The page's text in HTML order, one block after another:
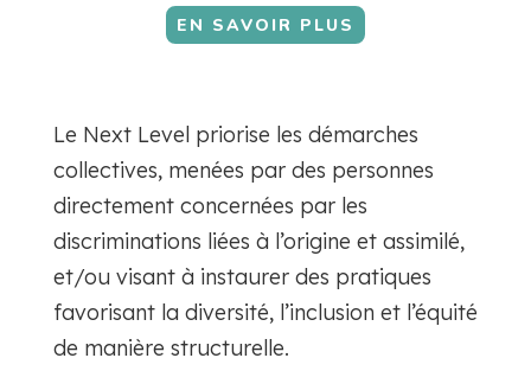
EN SAVOIR PLUS
Le Next Level priorise les démarches
collectives, menées par des personnes
directement concernées par les
discriminations liées à l’origine et assimilé,
et/ou visant à instaurer des pratiques
favorisant la diversité, l’inclusion et l’équité
de manière structurelle.